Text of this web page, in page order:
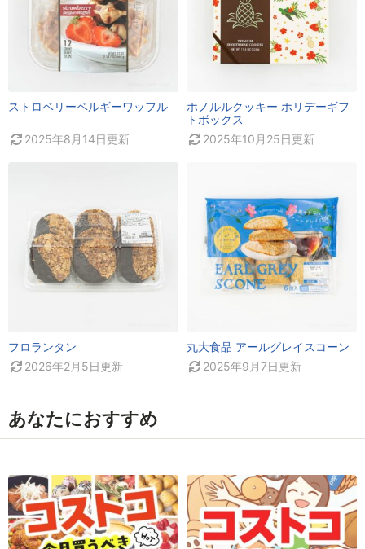
ストロベリーベルギーワッフル
2025年8月14日更新
ホノルルクッキー ホリデーギフ
トボックス
2025年10月25日更新
フロランタン
2026年2月5日更新
丸大食品 アールグレイスコーン
2025年9月7日更新
あなたにおすすめ